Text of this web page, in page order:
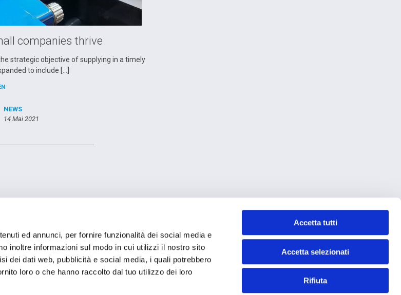
ed annunci, per fornire funzionalità dei social media e
inoltre informazioni sul modo in cui utilizzi il nostro sito
dei dati web, pubblicità e social media, i quali potrebbero
loro o che hanno raccolto dal tuo utilizzo dei loro
Accetta tutti
Accetta selezionati
Rifiuta
companies thrive
strategic objective of supplying in a timely
to include […]
NEWS
14 Mai 2021
20127 Milano (MI) Italia
P.IVA: 00744600156